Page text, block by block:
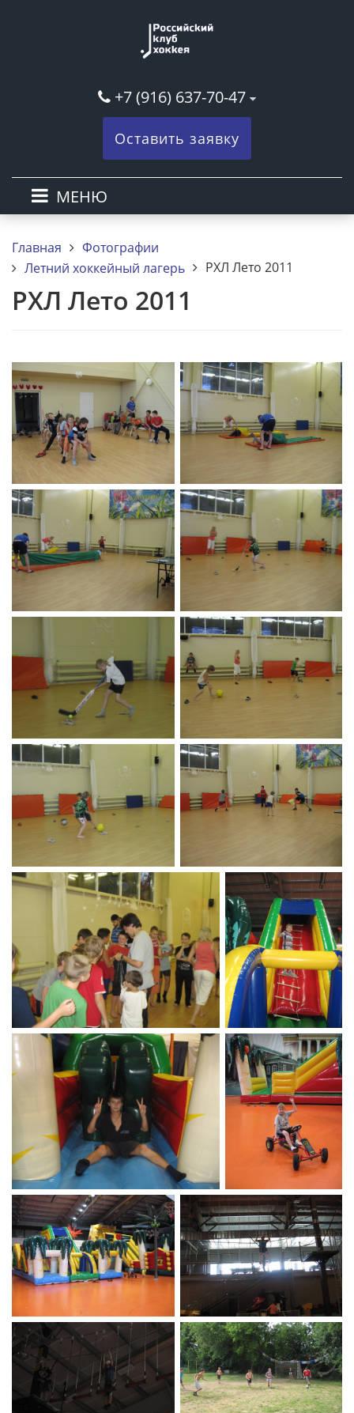
+7 (916) 637-70-47
Оставить заявку
МЕНЮ
Главная
Фотографии
Летний хоккейный лагерь
РХЛ Лето 2011
РХЛ Лето 2011